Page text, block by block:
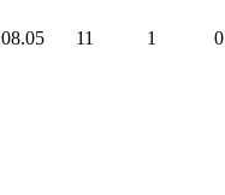
11 1 0